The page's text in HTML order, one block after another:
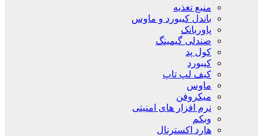
منبع تغذیه
باندل کیبورد و ماوس
پاوربانک
صندلی گیمینگ
کول پد
کیبورد
کیف لپ تاپ
ماوس
میکروفن
نرم افزار های امنیتی
وبکم
هارد اکسترنال